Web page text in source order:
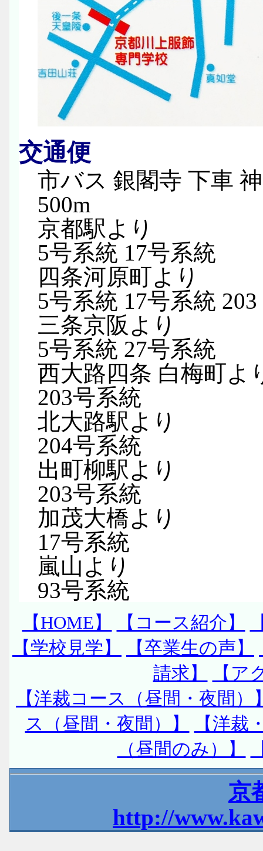
交通便
市バス 銀閣寺 下車
500m
京都駅より
5号系統 17号系統
四条河原町より
5号系統 17号系統
三条京阪より
5号系統 27号系統
西大路四条 白梅町よ
203号系統
北大路駅より
204号系統
出町柳駅より
203号系統
加茂大橋より
17号系統
嵐山より
93号系統
【HOME】 【コース紹介】
【学校見学】
【卒業生の声】
請求】
【ア
【洋裁コース（昼間・夜間）
ス（昼間・夜間）】
【洋裁
（昼間のみ）】
京
http://